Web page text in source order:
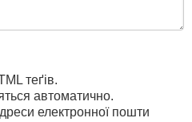
теґів.
автоматично.
електронної пошти